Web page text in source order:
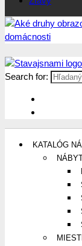
Stavajsnami.sk
Stavebníctvo,
Search for:
KATALÓG